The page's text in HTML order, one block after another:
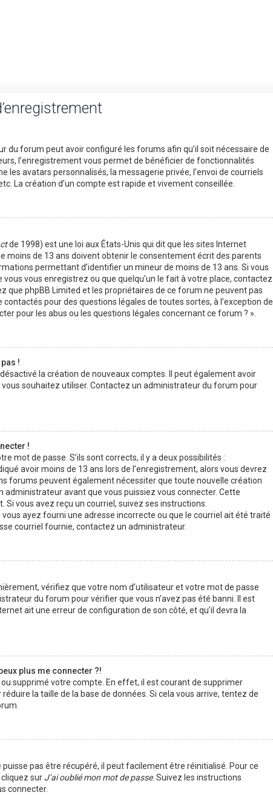
du forum peut avoir configuré les forums afin qu’il soit nécessaire de
l’enregistrement vous permet de bénéficier de fonctionnalités
les avatars personnalisés, la messagerie privée, l’envoi de courriels
La création d’un compte est rapide et vivement conseillée.
de 1998) est une loi aux États-Unis qui dit que les sites Internet
moins de 13 ans doivent obtenir le consentement écrit des parents
permettant d’identifier un mineur de moins de 13 ans. Si vous
vous vous enregistrez ou que quelqu’un le fait à votre place, contactez
que phpBB Limited et les propriétaires de ce forum ne peuvent pas
pour des questions légales de toutes sortes, à l’exception de
pour les abus ou les questions légales concernant ce forum ? ».
!
la création de nouveaux comptes. Il peut également avoir
souhaitez utiliser. Contactez un administrateur du forum pour
!
mot de passe. S’ils sont corrects, il y a deux possibilités :
avoir moins de 13 ans lors de l’enregistrement, alors vous devrez
forums peuvent également nécessiter que toute nouvelle création
avant que vous puissiez vous connecter. Cette
vous avez reçu un courriel, suivez ses instructions.
vous ayez fourni une adresse incorrecte ou que le courriel ait été traité
courriel fournie, contactez un administrateur.
vérifiez que votre nom d’utilisateur et votre mot de passe
du forum pour vérifier que vous n’avez pas été banni. Il est
ait une erreur de configuration de son côté, et qu’il devra la
plus me connecter ?!
ou supprimé votre compte. En effet, il est courant de supprimer
la taille de la base de données. Si cela vous arrive, tentez de
pas être récupéré, il peut facilement être réinitialisé. Pour ce
sur J’ai oublié mon mot de passe. Suivez les instructions
connecter.